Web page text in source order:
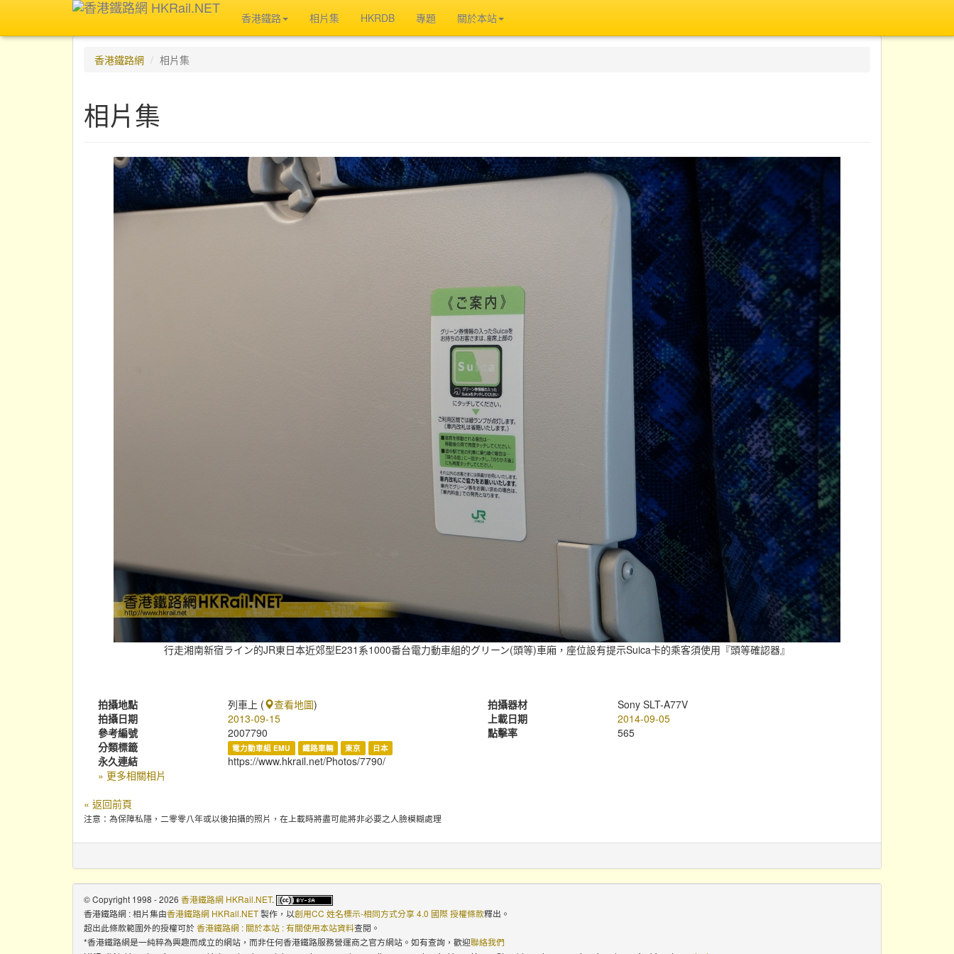
香港鐵路 相片集 HKRDB 專題 關於本站
香港鐵路網 相片集
相片集
行走湘南新宿ライン的JR東日本近郊型E231系1000番台電力動車組的グリーン(頭等)車廂，座位設有提示Suica卡的乘客須使用『頭等確認器』
拍攝地點 列車上 ( 查看地圖) 拍攝器材
Sony SLT-A77V
拍攝日期
2013-09-15 上載日期
2014-09-05
參考編號
2007790 點擊率
565
分類標籤
電力動車組 EMU 鐵路車輛 東京 日本
永久連結
https://www.hkrail.net/Photos/7790/
» 更多相關相片
« 返回前頁
注意：為保障私隱，二零零八年或以後拍攝的照片，在上載時將盡可能將非必要之人臉模糊處理
© Copyright 1998 - 2026 香港鐵路網 HKRail.NET.
香港鐵路網 : 相片集由香港鐵路網 HKRail.NET製作，以創用CC 姓名標示-相同方式分享 4.0 國際 授權條款釋出。
超出此條款範圍外的授權可於香港鐵路網 : 關於本站 : 有關使用本站資料查閱。
*香港鐵路網是一純粹為興趣而成立的網站，而非任何香港鐵路服務營運商之官方網站。如有查詢，歡迎聯絡我們